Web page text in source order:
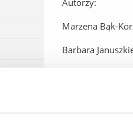
Autorzy:
Marzena Bąk-
Barbara